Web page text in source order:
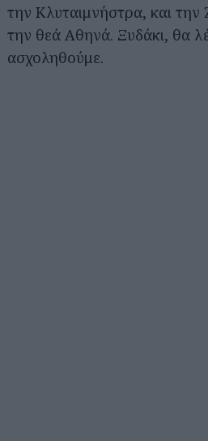
την Κλυταιμνήστρα, και την
την θεά Αθηνά. Ξυδάκι, θα
ασχοληθούμε.